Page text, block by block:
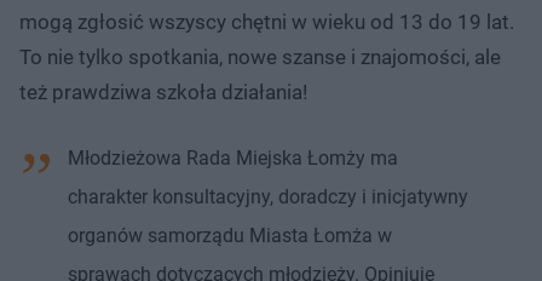
mogą zgłosić wszyscy chętni w wieku od 13 do 19 lat.
To nie tylko spotkania, nowe szanse i znajomości, ale
też prawdziwa szkoła działania!
Młodzieżowa Rada Miejska Łomży ma
charakter konsultacyjny, doradczy i inicjatywny
organów samorządu Miasta Łomża w
sprawach dotyczących młodzieży. Opiniuje